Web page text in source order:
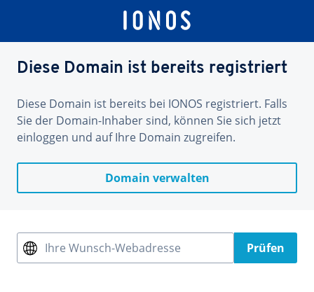
Diese Domain ist bereits registriert
Diese Domain ist bereits bei IONOS registriert. Falls
Sie der Domain-Inhaber sind, können Sie sich jetzt
einloggen und auf Ihre Domain zugreifen.
Domain verwalten
Ihre Wunsch-Webadresse Prüfen